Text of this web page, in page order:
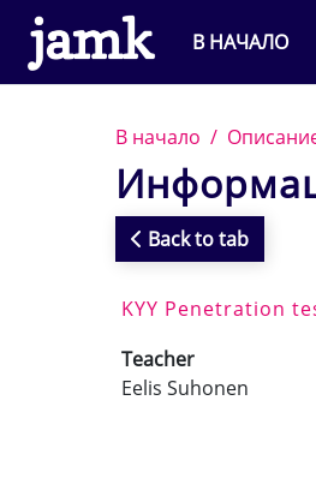
Перейти к основному содержанию
В НАЧАЛО
В начало
Back to tab
KYY Penetration
Teacher
Eelis Suhonen